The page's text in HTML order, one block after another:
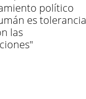
político
es tolerancia
las